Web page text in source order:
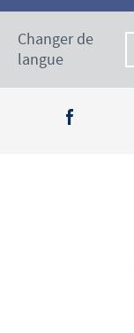
Changer de
langue